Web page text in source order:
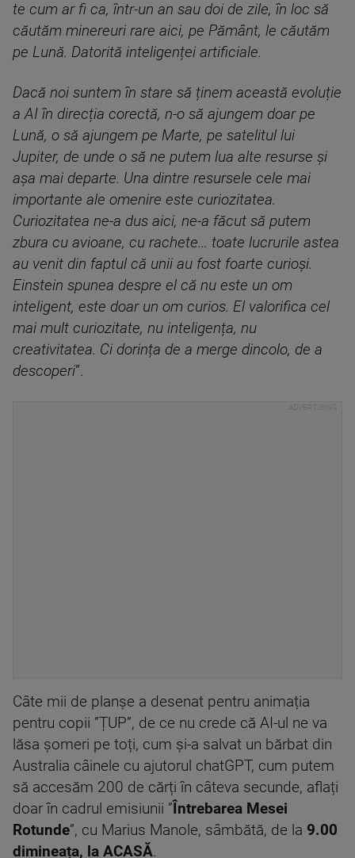
te cum ar fi ca, într-un an sau doi de zile, în loc să
căutăm minereuri rare aici, pe Pământ, le căutăm
pe Lună. Datorită inteligenței artificiale.
Dacă noi suntem în stare să ținem această evoluție
a AI în direcția corectă, n-o să ajungem doar pe
Lună, o să ajungem pe Marte, pe satelitul lui
Jupiter, de unde o să ne putem lua alte resurse și
așa mai departe. Una dintre resursele cele mai
importante ale omenire este curiozitatea.
Curiozitatea ne-a dus aici, ne-a făcut să putem
zbura cu avioane, cu rachete... toate lucrurile astea
au venit din faptul că unii au fost foarte curioși.
Einstein spunea despre el că nu este un om
inteligent, este doar un om curios. El valorifica cel
mai mult curiozitate, nu inteligența, nu
creativitatea. Ci dorința de a merge dincolo, de a
descoperi”.
Câte mii de planșe a desenat pentru animația
pentru copii ”ȚUP”, de ce nu crede că AI-ul ne va
lăsa șomeri pe toți, cum și-a salvat un bărbat din
Australia câinele cu ajutorul chatGPT, cum putem
să accesăm 200 de cărți în câteva secunde, aflați
doar în cadrul emisiunii ”Întrebarea Mesei
Rotunde”, cu Marius Manole, sâmbătă, de la 9.00
dimineața, la ACASĂ.